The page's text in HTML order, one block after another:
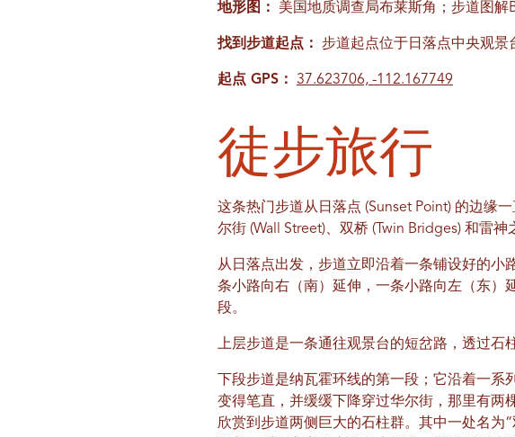
地形图： 美国地质调查局布莱斯角；步道图解
找到步道起点： 步道起点位于日落点中央观景
起点 GPS： 37.623706, -112.167749
徒步旅行
这条热门步道从日落点 (Sunset Point) 的边缘
尔街 (Wall Street)、双桥 (Twin Bridges) 和雷神
从日落点出发，步道立即沿着一条铺设好的小
条小路向右（南）延伸，一条小路向左（东）
段。
上层步道是一条通往观景台的短岔路，透过石
下段步道是纳瓦霍环线的第一段；它沿着一
变得笔直，并缓缓下降穿过华尔街，那里有两
欣赏到步道两侧巨大的石柱群。其中一处名为